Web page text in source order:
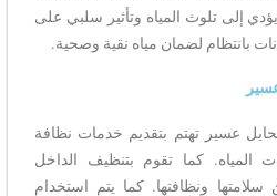
إلى تلوث المياه وتأثير سلبي على
بانتظام لضمان مياه نقية وصحية.
عسير تهتم بتقديم خدمات نظافة
المياه. كما تقوم بتنظيف الداخل
سلامتها ونظافتها. كما يتم استخدام